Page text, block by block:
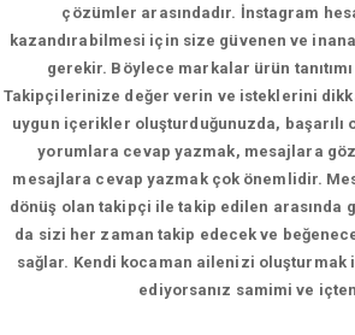
çözümler arasındadır. İnstagram
kazandırabilmesi için size güvenen ve
gerekir. Böylece markalar ürün
Takipçilerinize değer verin ve isteklerini
uygun içerikler oluşturduğunuzda, başarılı
yorumlara cevap yazmak, mesajlara
mesajlara cevap yazmak çok önemlidir.
dönüş olan takipçi ile takip edilen arasında
da sizi her zaman takip edecek ve
sağlar. Kendi kocaman ailenizi oluşturmak
ediyorsanız samimi ve